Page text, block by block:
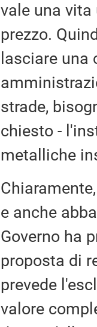
vale una vita
prezzo.
lasciare
strade,
chiesto -
metalliche
e anche
Governo ha
proposta di
prevede
valore